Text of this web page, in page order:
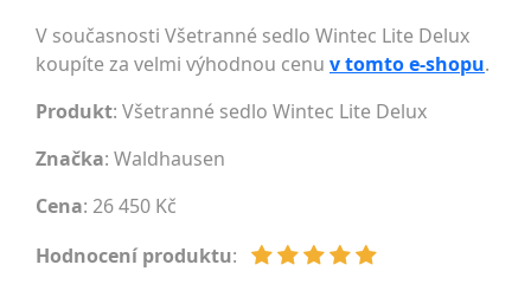
V současnosti Všetranné sedlo Wintec Lite Delux
koupíte za velmi výhodnou cenu v tomto e-shopu.
Produkt: Všetranné sedlo Wintec Lite Delux
Značka: Waldhausen
Cena: 26 450 Kč
Hodnocení produktu: